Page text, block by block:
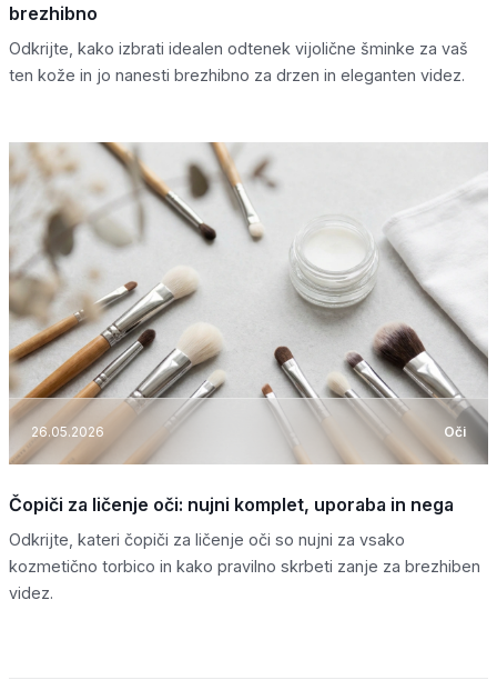
brezhibno
Odkrijte, kako izbrati idealen odtenek vijolične šminke za vaš
ten kože in jo nanesti brezhibno za drzen in eleganten videz.
26.05.2026 Oči
Čopiči za ličenje oči: nujni komplet, uporaba in nega
Odkrijte, kateri čopiči za ličenje oči so nujni za vsako
kozmetično torbico in kako pravilno skrbeti zanje za brezhiben
videz.